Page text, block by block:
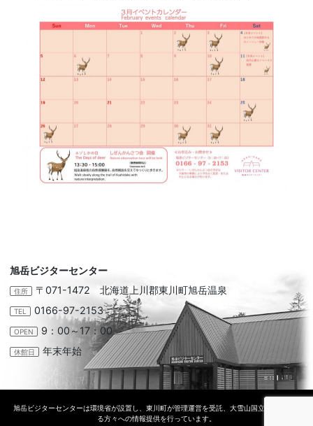
旭岳ビジターセンター
住所 〒071-1472 北海道上川郡東川町旭岳温泉
TEL 0166-97-2153
OPEN 9：00～17：00
休館日 年末年始
旭岳ビジターセンターは環境省が設置し、東川町が管理運営を受託、大雪山国立公園に訪れ
る方々への情報提供を行っています。